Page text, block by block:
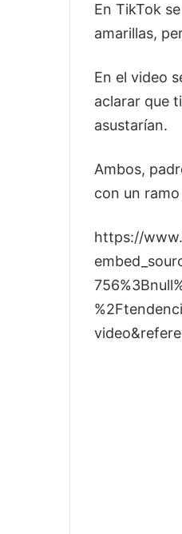
En TikTok
amarillas,
En el video
aclarar que
asustarían.
Ambos,
con un
https://